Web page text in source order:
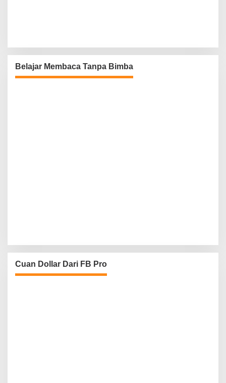
Belajar Membaca Tanpa Bimba
Cuan Dollar Dari FB Pro